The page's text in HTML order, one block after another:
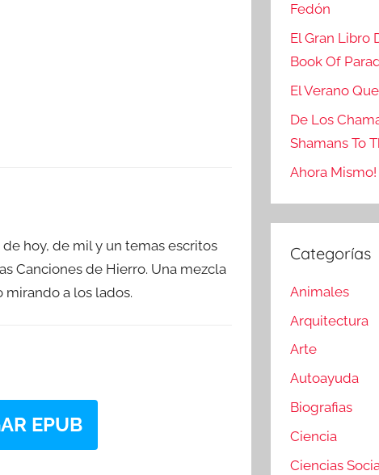
hoy, de mil y un temas escritos
Canciones de Hierro. Una mezcla
mirando a los lados.
EPUB
Fedón
El Gran Libro
Book Of
El Verano
De Los
Shamans To
Ahora Mismo!
Categorías
Animales
Arquitectura
Arte
Autoayuda
Biografias
Ciencia
Ciencias